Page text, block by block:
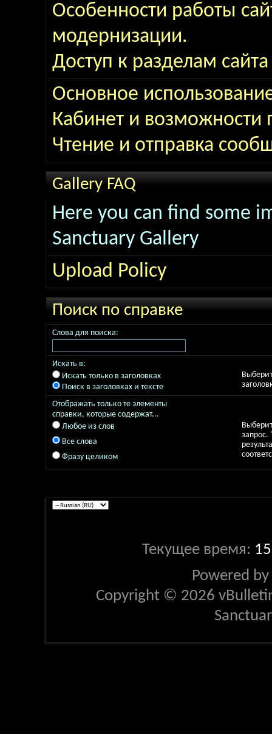
Особенности работы
модернизации.
Доступ к разделам
Основное
Кабинет и возможности
Чтение и отправка
Gallery FAQ
Here you can find some
Sanctuary Gallery
Upload Policy
Поиск по справке
Слова для поиска:
Искать в:
Искать только в заголовках
Поиск в заголовках и тексте
Отображать только те элементы
справки, которые содержат...
Любое из слов
Все слова
Фразу целиком
запрос.
Текущее время:
Powered by
Copyright © 2026